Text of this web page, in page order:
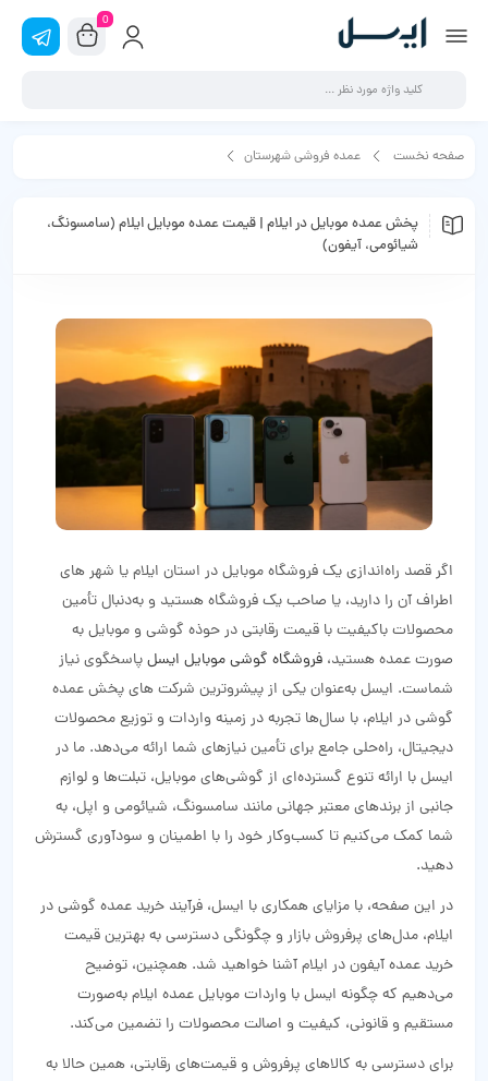
0
صفحه نخست عمده فروشی شهرستان
پخش عمده موبایل در ایلام | قیمت عمده موبایل ایلام (سامسونگ،
شیائومی، آیفون)
اگر قصد راه‌اندازی یک فروشگاه موبایل در استان ایلام یا شهر های
اطراف آن را دارید، یا صاحب یک فروشگاه هستید و به‌دنبال تأمین
محصولات باکیفیت با قیمت رقابتی در حوذه گوشی و موبایل به
صورت عمده هستید، فروشگاه گوشی موبایل ایسلپاسخگوی نیاز
شماست. ایسل به‌عنوان یکی از پیشروترین شرکت‌ های پخش عمده
گوشی در ایلام، با سال‌ها تجربه در زمینه واردات و توزیع محصولات
دیجیتال، راه‌حلی جامع برای تأمین نیازهای شما ارائه می‌دهد. ما در
ایسل با ارائه تنوع گسترده‌ای از گوشی‌های موبایل، تبلت‌ها و لوازم
جانبی از برندهای معتبر جهانی مانند سامسونگ، شیائومی و اپل، به
شما کمک می‌کنیم تا کسب‌وکار خود را با اطمینان و سودآوری گسترش
دهید.
در این صفحه، با مزایای همکاری با ایسل، فرآیند خرید عمده گوشی در
ایلام، مدل‌های پرفروش بازار و چگونگی دسترسی به بهترین قیمت
خرید عمده آیفون در ایلام آشنا خواهید شد. همچنین، توضیح
می‌دهیم که چگونه ایسل با واردات موبایل عمده ایلام به‌صورت
مستقیم و قانونی، کیفیت و اصالت محصولات را تضمین می‌کند.
برای دسترسی به کالاهای پرفروش و قیمت‌های رقابتی، همین حالا به